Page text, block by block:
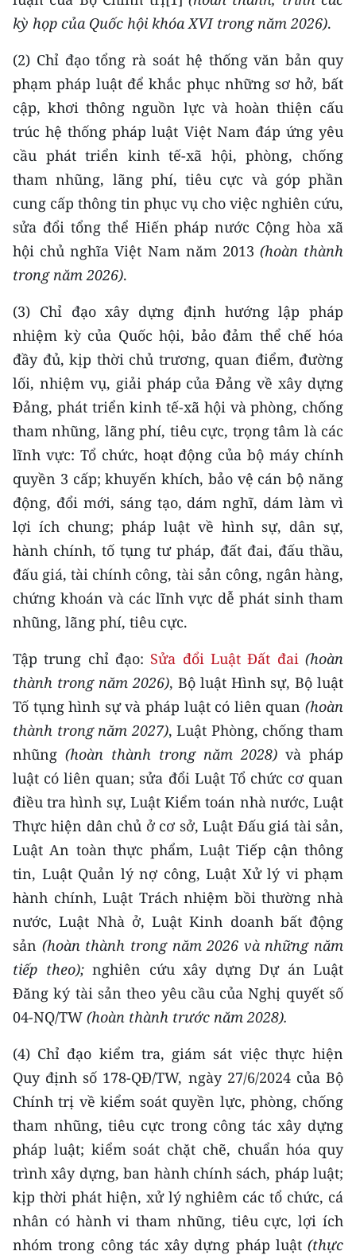
kỳ họp của Quốc hội khóa XVI trong năm 2026).
(2) Chỉ đạo tổng rà soát hệ thống văn bản quy
phạm pháp luật để khắc phục những sơ hở, bất
cập, khơi thông nguồn lực và hoàn thiện cấu
trúc hệ thống pháp luật Việt Nam đáp ứng yêu
cầu phát triển kinh tế-xã hội, phòng, chống
tham nhũng, lãng phí, tiêu cực và góp phần
cung cấp thông tin phục vụ cho việc nghiên cứu,
sửa đổi tổng thể Hiến pháp nước Cộng hòa xã
hội chủ nghĩa Việt Nam năm 2013 (hoàn thành
trong năm 2026).
(3) Chỉ đạo xây dựng định hướng lập pháp
nhiệm kỳ của Quốc hội, bảo đảm thể chế hóa
đầy đủ, kịp thời chủ trương, quan điểm, đường
lối, nhiệm vụ, giải pháp của Đảng về xây dựng
Đảng, phát triển kinh tế-xã hội và phòng, chống
tham nhũng, lãng phí, tiêu cực, trọng tâm là các
lĩnh vực: Tổ chức, hoạt động của bộ máy chính
quyền 3 cấp; khuyến khích, bảo vệ cán bộ năng
động, đổi mới, sáng tạo, dám nghĩ, dám làm vì
lợi ích chung; pháp luật về hình sự, dân sự,
hành chính, tố tụng tư pháp, đất đai, đấu thầu,
đấu giá, tài chính công, tài sản công, ngân hàng,
chứng khoán và các lĩnh vực dễ phát sinh tham
nhũng, lãng phí, tiêu cực.
Tập trung chỉ đạo: Sửa đổi Luật Đất đai(hoàn
thành trong năm 2026), Bộ luật Hình sự, Bộ luật
Tố tụng hình sự và pháp luật có liên quan (hoàn
thành trong năm 2027), Luật Phòng, chống tham
nhũng (hoàn thành trong năm 2028) và pháp
luật có liên quan; sửa đổi Luật Tổ chức cơ quan
điều tra hình sự, Luật Kiểm toán nhà nước, Luật
Thực hiện dân chủ ở cơ sở, Luật Đấu giá tài sản,
Luật An toàn thực phẩm, Luật Tiếp cận thông
tin, Luật Quản lý nợ công, Luật Xử lý vi phạm
hành chính, Luật Trách nhiệm bồi thường nhà
nước, Luật Nhà ở, Luật Kinh doanh bất động
sản (hoàn thành trong năm 2026 và những năm
tiếp theo); nghiên cứu xây dựng Dự án Luật
Đăng ký tài sản theo yêu cầu của Nghị quyết số
04-NQ/TW (hoàn thành trước năm 2028).
(4) Chỉ đạo kiểm tra, giám sát việc thực hiện
Quy định số 178-QĐ/TW, ngày 27/6/2024 của Bộ
Chính trị về kiểm soát quyền lực, phòng, chống
tham nhũng, tiêu cực trong công tác xây dựng
pháp luật; kiểm soát chặt chẽ, chuẩn hóa quy
trình xây dựng, ban hành chính sách, pháp luật;
kịp thời phát hiện, xử lý nghiêm các tổ chức, cá
nhân có hành vi tham nhũng, tiêu cực, lợi ích
nhóm trong công tác xây dựng pháp luật (thực